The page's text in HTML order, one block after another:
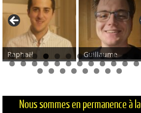
Guillaume Laetitia
0 1 2
4 5 6 7 8 9 0 1 2 3 4 5
7 8 9 0 1 2 3 4
Nous sommes en permanence à la